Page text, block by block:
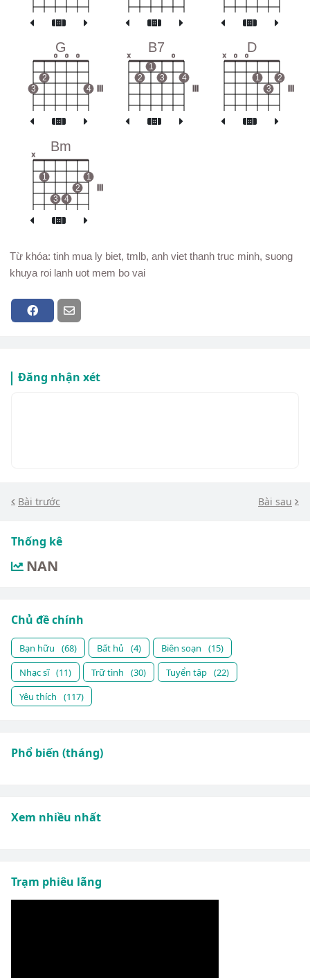
G
3
2
o o o
4
B7
x
2
1
3
o
4
D
x o o
1
3
2
Bm
x
1
3 4
2
1
Từ khóa: tinh mua ly biet, tmlb, anh viet thanh truc minh, suong
khuya roi lanh uot mem bo vai
Đăng nhận xét
Bài trước Bài sau
Thống kê
NAN
Chủ đề chính
Bạn hữu (68) Bất hủ (4) Biên soạn
(15)
Nhạc sĩ (11) Trữ tình (30) Tuyển tập (22)
Yêu thích
(117)
Phổ biến (tháng)
Xem nhiều nhất
Trạm phiêu lãng